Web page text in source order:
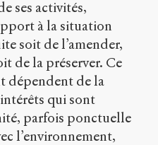
ses activités,
à la situation
soit de l’amender,
de la préserver. Ce
dépendent de la
qui sont
parfois ponctuelle
l’environnement,